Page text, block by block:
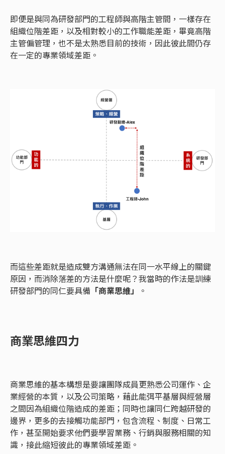
即便是與同為研發部門的工程師與高階主管間，一樣存在
組織位階差距，以及相對較小的工作職能差距，畢竟高階
主管偏管理，也不是太熟悉目前的技術，因此彼此間仍存
在一定的專業領域差距。
而這些差距就是造成雙方溝通無法在同一水平線上的關鍵
原因，而消除落差的方法是什麼呢？我當時的作法是訓練
研發部門的同仁要具備 「商業思維」 。
商業思維四力
商業思維的基本構想是要讓團隊成員更熟悉公司運作、企
業經營的本質，以及公司策略，藉此能弭平基層與經營層
之間因為組織位階造成的差距；同時也讓同仁跨越研發的
邊界，更多的去接觸功能部門，包含流程、制度、日常工
作，甚至開始要求他們要學習業務、行銷與服務相關的知
識，接此縮短彼此的專業領域差距。